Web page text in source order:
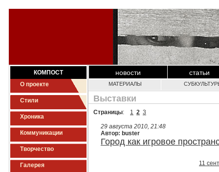
КОМПОСТ
О проекте
Стили
Хроника
Коммуникации
Творчество
Галерея
новости статьи
МАТЕРИАЛЫ
Выставки
Страницы: 1 2 3
29 августа 2010, 21:48
Автор: buster
Город как игровое
11